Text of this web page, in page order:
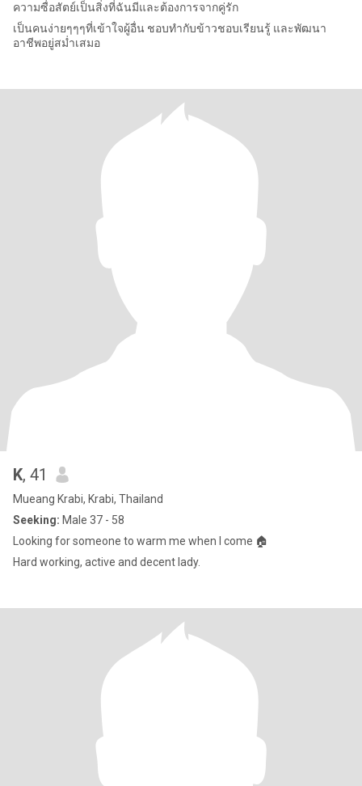
ความซื่อสัตย์เป็นสิ่งที่ฉันมีและต้องการจากคู่รัก
เป็นคนง่ายๆๆๆที่เข้าใจผู้อื่น ชอบทำกับข้าวชอบเรียนรู้ และพัฒนา
อาชีพอยู่สม่ำเสมอ
K, 41
Mueang Krabi, Krabi, Thailand
Seeking: Male 37 - 58
Looking for someone to warm me when I come 🏠
Hard working, active and decent lady.